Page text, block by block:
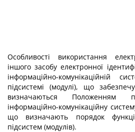
Особливості використання
іншого засобу електронної
інформаційно-комунікаційній
підсистемі (модулі), що
визначаються Положенням
інформаційно-комунікаційну
що визначають порядок
підсистем (модулів).